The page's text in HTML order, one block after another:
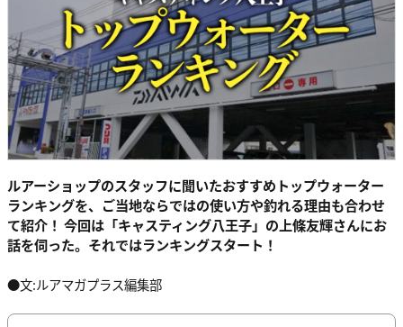
ルアーショップのスタッフに聞いたおすすめトップウォーター
ランキングを、ご当地ならではの使い方や釣れる理由も合わせ
て紹介！ 今回は「キャスティング八王子」の上條友輝さんにお
話を伺った。それではランキングスタート！
●文:ルアマガプラス編集部